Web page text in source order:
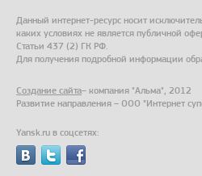
Данный интернет-ресурс носит
каких условиях не является публичной
Статьи 437 (2) ГК РФ.
Для получения подробной информации
Создание сайта– компания "Альма", 2012
Развитие направления – ООО "Интернет
Yansk.ru в соцсетях: